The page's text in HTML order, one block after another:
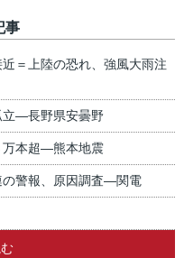
事
＝上陸の恐れ、強風大雨注
立―長野県安曇野
万本超―熊本地震
の警報、原因調査―関電